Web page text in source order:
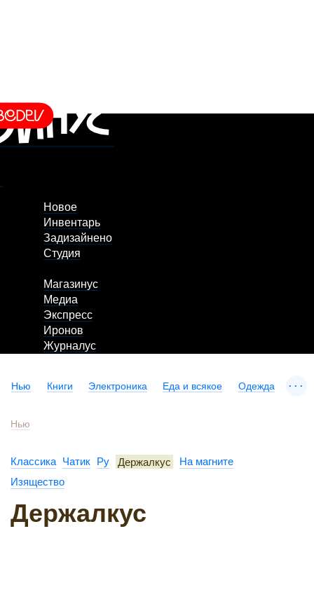
Новое
Инвентарь
Задизайнено
Студия
Магазинус
Медиа
Экспресс
Иронов
Журналус
Нью Книги Электроника Еда и всякое Одежда ...
Нью
Классика Чатик Ру Держалкус
На магните
Изящество
Держалкус